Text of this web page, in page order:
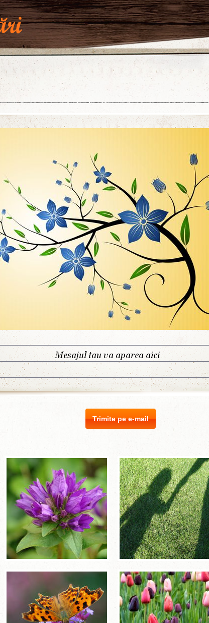
Trimite pe e-mail